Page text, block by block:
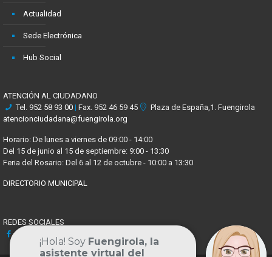
Actualidad
Sede Electrónica
Hub Social
ATENCIÓN AL CIUDADANO
Tel. 952 58 93 00 | Fax. 952 46 59 45
Plaza de España,1. Fuengirola
atencionciudadana@fuengirola.org
Horario: De lunes a viernes de 09:00 - 14:00
Del 15 de junio al 15 de septiembre: 9:00 - 13:30
Feria del Rosario: Del 6 al 12 de octubre - 10:00 a 13:30
DIRECTORIO MUNICIPAL
REDES SOCIALES
Facebook